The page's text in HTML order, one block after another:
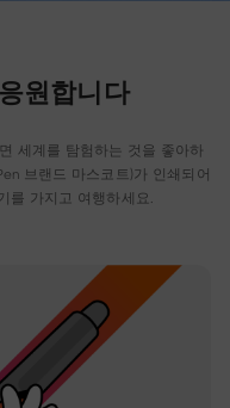
원합니다
세계를 탐험하는 것을 좋아하
브랜드 마스코트)가 인쇄되어
를 가지고 여행하세요.